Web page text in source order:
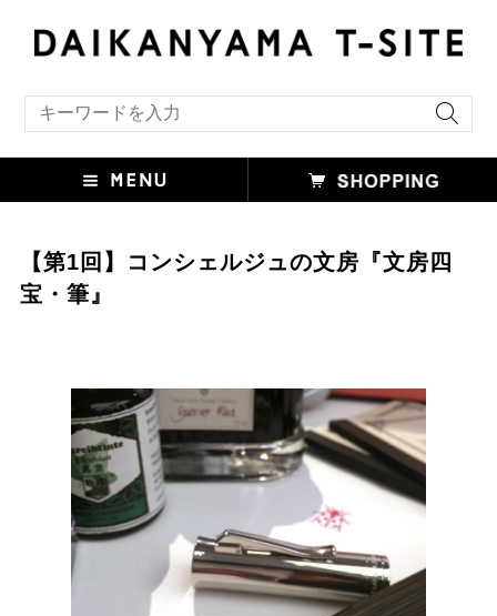
【第1回】コンシェルジュの文房『文房四
宝・筆』